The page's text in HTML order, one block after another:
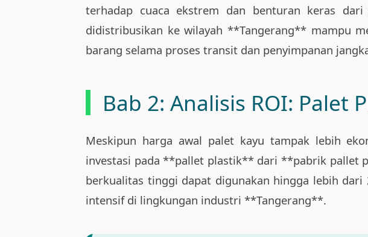
terhadap cuaca ekstrem dan benturan keras
didistribusikan ke wilayah **Tangerang** mampu
barang selama proses transit dan penyimpanan
Bab 2: Analisis ROI: Palet
Meskipun harga awal palet kayu tampak lebih
investasi pada **pallet plastik** dari **pabrik pallet
berkualitas tinggi dapat digunakan hingga lebih
intensif di lingkungan industri **Tangerang**.